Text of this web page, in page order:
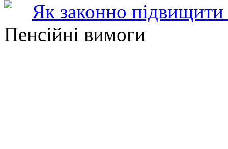
Як законно підвищити
Пенсійні вимоги